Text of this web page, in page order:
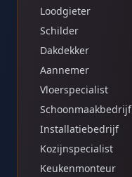
Loodgieter
Schilder
Dakdekker
Aannemer
Vloerspecialist
Schoonmaakbedrijf
Installatiebedrijf
Kozijnspecialist
Keukenmonteur